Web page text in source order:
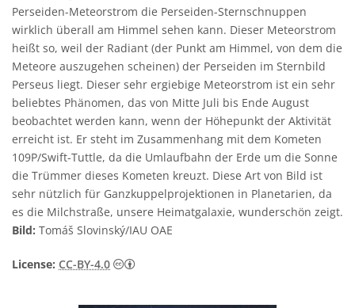
Perseiden-Meteorstrom die Perseiden-Sternschnuppen
wirklich überall am Himmel sehen kann. Dieser Meteorstrom
heißt so, weil der Radiant (der Punkt am Himmel, von dem die
Meteore auszugehen scheinen) der Perseiden im Sternbild
Perseus liegt. Dieser sehr ergiebige Meteorstrom ist ein sehr
beliebtes Phänomen, das von Mitte Juli bis Ende August
beobachtet werden kann, wenn der Höhepunkt der Aktivität
erreicht ist. Er steht im Zusammenhang mit dem Kometen
109P/Swift-Tuttle, da die Umlaufbahn der Erde um die Sonne
die Trümmer dieses Kometen kreuzt. Diese Art von Bild ist
sehr nützlich für Ganzkuppelprojektionen in Planetarien, da
es die Milchstraße, unsere Heimatgalaxie, wunderschön zeigt.
Bild: Tomáš Slovinský/IAU OAE
License: CC-BY-4.0 Creative Commons Namensnennung 4.0